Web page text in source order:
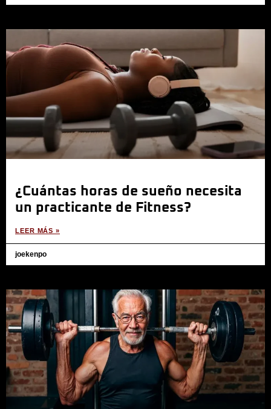
¿Cuántas horas de sueño necesita
un practicante de Fitness?
LEER MÁS »
joekenpo